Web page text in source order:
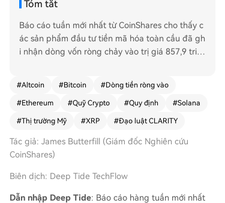
Tóm tắt
Báo cáo tuần mới nhất từ CoinShares cho thấy c
ác sản phẩm đầu tư tiền mã hóa toàn cầu đã gh
i nhận dòng vốn ròng chảy vào trị giá 857,9 triệ
vào cao nhất kể từ ngày 24/4. Động lực chính đư
ợc cho là đến từ tiến trình lập pháp của dự luật
CLARITY, cụ thể là văn bản thỏa hiệp về điều kh
ị trường Mỹ chiếm ưu thế với 776,6 triệu USD vố
n ròng chảy vào, tăng mạnh so với 47,5 triệu US
hi nhận dòng tiền tích cực. Về tài sản, sản phẩm
Bitcoin hút 706,1 triệu USD, trong khi các vị thế s
#Altcoin #Bitcoin #Dòng tiền ròng vào
#Ethereum #Quỹ Crypto #Quy định #Solana
#Thị trường Mỹ #XRP #Đạo luật CLARITY
Tác giả: James Butterfill (Giám đốc Nghiên cứu
CoinShares)
Biên dịch: Deep Tide TechFlow
Dẫn nhập Deep Tide: Báo cáo hàng tuần mới nhất